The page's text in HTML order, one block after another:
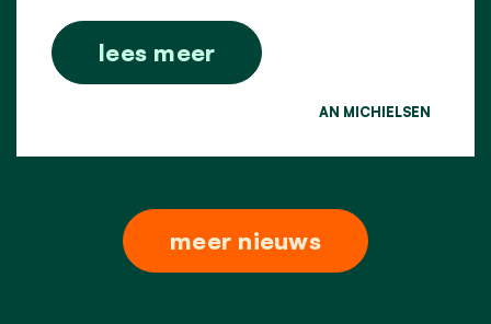
lees meer
AN MICHIELSEN
meer nieuws